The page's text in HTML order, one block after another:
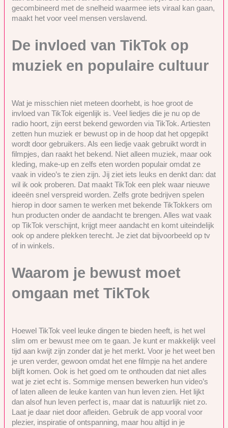
gecombineerd met de snelheid waarmee iets viraal kan gaan,
maakt het voor veel mensen verslavend.
De invloed van TikTok op
muziek en populaire cultuur
Wat je misschien niet meteen doorhebt, is hoe groot de
invloed van TikTok eigenlijk is. Veel liedjes die je nu op de
radio hoort, zijn eerst bekend geworden via TikTok. Artiesten
zetten hun muziek er bewust op in de hoop dat het opgepikt
wordt door gebruikers. Als een liedje vaak gebruikt wordt in
filmpjes, dan raakt het bekend. Niet alleen muziek, maar ook
kleding, make-up en zelfs eten worden populair omdat ze
vaak in video’s te zien zijn. Jij ziet iets leuks en denkt dan: dat
wil ik ook proberen. Dat maakt TikTok een plek waar nieuwe
ideeën snel verspreid worden. Zelfs grote bedrijven spelen
hierop in door samen te werken met bekende TikTokkers om
hun producten onder de aandacht te brengen. Alles wat vaak
op TikTok verschijnt, krijgt meer aandacht en komt uiteindelijk
ook op andere plekken terecht. Je ziet dat bijvoorbeeld op tv
of in winkels.
Waarom je bewust moet
omgaan met TikTok
Hoewel TikTok veel leuke dingen te bieden heeft, is het wel
slim om er bewust mee om te gaan. Je kunt er makkelijk veel
tijd aan kwijt zijn zonder dat je het merkt. Voor je het weet ben
je uren verder, gewoon omdat het ene filmpje na het andere
blijft komen. Ook is het goed om te onthouden dat niet alles
wat je ziet echt is. Sommige mensen bewerken hun video’s
of laten alleen de leuke kanten van hun leven zien. Het lijkt
dan alsof hun leven perfect is, maar dat is natuurlijk niet zo.
Laat je daar niet door afleiden. Gebruik de app vooral voor
plezier, inspiratie of ontspanning, maar hou altijd in je